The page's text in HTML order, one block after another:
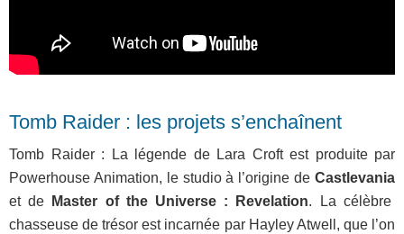
Tomb Raider : les projets s’enchaînent
Tomb Raider : La légende de Lara Croft est produite par
Powerhouse Animation, le studio à l’origine de Castlevania
et de
Master of the Universe : Revelation. La célèbre
chasseuse de trésor est incarnée par Hayley Atwell, que l’on